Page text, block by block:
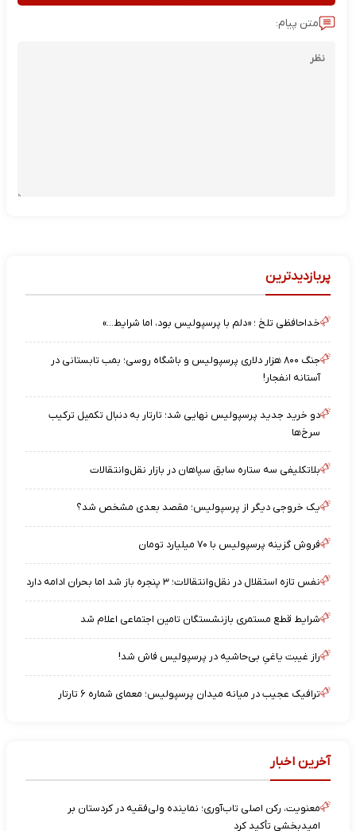
متن پیام:
پربازدیدترین
خداحافظی تلخ ؛ «دلم با پرسپولیس بود، اما شرایط…»
جنگ ۸۰۰ هزار دلاری پرسپولیس و باشگاه روسی؛ بمب تابستانی در
آستانه انفجار!
دو خرید جدید پرسپولیس نهایی شد؛ تارتار به دنبال تکمیل ترکیب
سرخ‌ها
بلاتکلیفی سه ستاره سابق سپاهان در بازار نقل‌وانتقالات
یک خروجی دیگر از پرسپولیس؛ مقصد بعدی مشخص شد؟
فروش گزینه پرسپولیس با ۷۰ میلیارد تومان
نفس تازه استقلال در نقل‌وانتقالات؛ ۳ پنجره باز شد اما بحران ادامه دارد
شرایط قطع مستمری بازنشستگان تامین اجتماعی اعلام شد
راز غیبت یاغیِ بی‌حاشیه در پرسپولیس فاش شد!
ترافیک عجیب در میانه میدان پرسپولیس؛ معمای شماره ۶ تارتار
آخرین اخبار
معنویت، رکن اصلی تاب‌آوری؛ نماینده ولی‌فقیه در کردستان بر
امیدبخشی تأکید کرد